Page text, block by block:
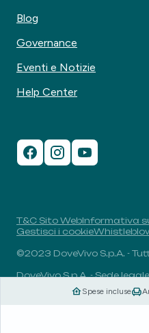
Spese incluse
Blog
Governance
Eventi e Notizie
Help Center
T&C Sito WebInformativa
Gestisci i cookie
©2023 DoveVivo S.p.A. -
DoveVivo S.p.A. - Sede
Milano, Italia - P.I.:
Capitale sociale: